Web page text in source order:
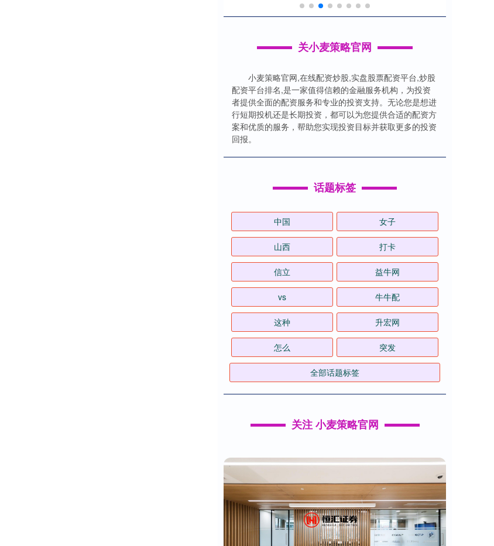
关小麦策略官网
小麦策略官网,在线配资炒股,实盘股票配资平台,炒股
配资平台排名,是一家值得信赖的金融服务机构，为投资
者提供全面的配资服务和专业的投资支持。无论您是想进
行短期投机还是长期投资，都可以为您提供合适的配资方
案和优质的服务，帮助您实现投资目标并获取更多的投资
回报。
话题标签
中国 女子
山西 打卡
信立 益牛网
vs 牛牛配
这种 升宏网
怎么 突发
全部话题标签
关注 小麦策略官网